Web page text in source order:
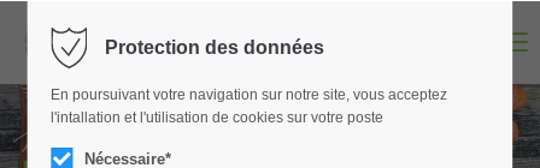
Login
Identifiant
Protection des données
En poursuivant votre navigation sur notre site, vous acceptez
l'intallation et l'utilisation de cookies sur votre poste
Nécessaire*